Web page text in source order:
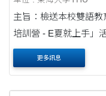
主旨：檢送本校雙語
培訓營 - E夏就上手」
名參加，請查照。公文
課能力，並促進跨校教
更多訊息